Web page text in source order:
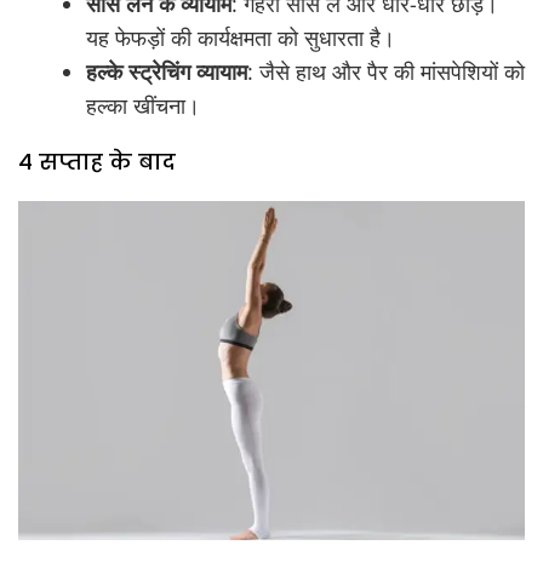
यह फेफड़ों की कार्यक्षमता को सुधारता है।
हल्के स्ट्रेचिंग व्यायाम: जैसे हाथ और पैर की मांसपेशियों को
हल्का खींचना।
4 सप्ताह के बाद